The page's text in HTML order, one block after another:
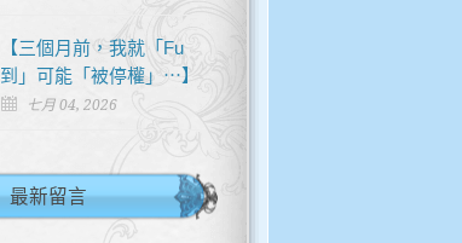
【三個月前，我就「Fu
到」可能「被停權」⋯】
七月 04, 2026
最新留言